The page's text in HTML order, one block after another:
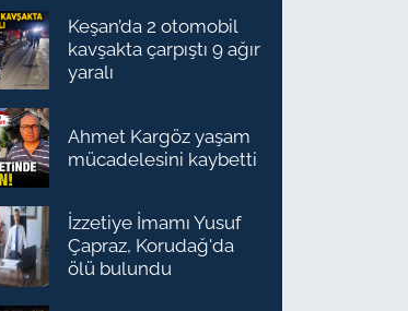
Keşan’da 2 otomobil
kavşakta çarpıştı 9 ağır
yaralı
Ahmet Kargöz yaşam
mücadelesini kaybetti
İzzetiye İmamı Yusuf
Çapraz, Korudağ'da
ölü bulundu